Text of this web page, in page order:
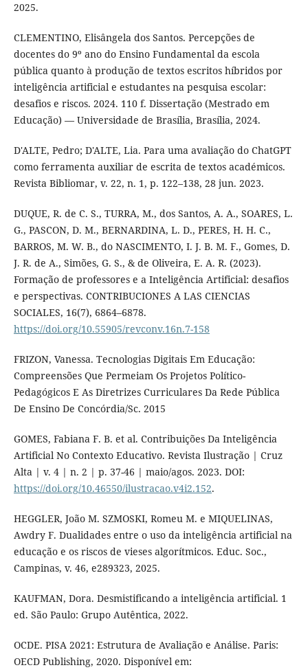
2025.
CLEMENTINO, Elisângela dos Santos. Percepções de
docentes do 9º ano do Ensino Fundamental da escola
pública quanto à produção de textos escritos híbridos por
inteligência artificial e estudantes na pesquisa escolar:
desafios e riscos. 2024. 110 f. Dissertação (Mestrado em
Educação) — Universidade de Brasília, Brasília, 2024.
D'ALTE, Pedro; D'ALTE, Lia. Para uma avaliação do ChatGPT
como ferramenta auxiliar de escrita de textos académicos.
Revista Bibliomar, v. 22, n. 1, p. 122–138, 28 jun. 2023.
DUQUE, R. de C. S., TURRA, M., dos Santos, A. A., SOARES, L.
G., PASCON, D. M., BERNARDINA, L. D., PERES, H. H. C.,
BARROS, M. W. B., do NASCIMENTO, I. J. B. M. F., Gomes, D.
J. R. de A., Simões, G. S., & de Oliveira, E. A. R. (2023).
Formação de professores e a Inteligência Artificial: desafios
e perspectivas. CONTRIBUCIONES A LAS CIENCIAS
SOCIALES, 16(7), 6864–6878.
https://doi.org/10.55905/revconv.16n.7-158
FRIZON, Vanessa. Tecnologias Digitais Em Educação:
Compreensões Que Permeiam Os Projetos Político-
Pedagógicos E As Diretrizes Curriculares Da Rede Pública
De Ensino De Concórdia/Sc. 2015
GOMES, Fabiana F. B. et al. Contribuições Da Inteligência
Artificial No Contexto Educativo. Revista Ilustração | Cruz
Alta | v. 4 | n. 2 | p. 37-46 | maio/agos. 2023. DOI:
https://doi.org/10.46550/ilustracao.v4i2.152.
HEGGLER, João M. SZMOSKI, Romeu M. e MIQUELINAS,
Awdry F. Dualidades entre o uso da inteligência artificial na
educação e os riscos de vieses algorítmicos. Educ. Soc.,
Campinas, v. 46, e289323, 2025.
KAUFMAN, Dora. Desmistificando a inteligência artificial. 1
ed. São Paulo: Grupo Autêntica, 2022.
OCDE. PISA 2021: Estrutura de Avaliação e Análise. Paris:
OECD Publishing, 2020. Disponível em: